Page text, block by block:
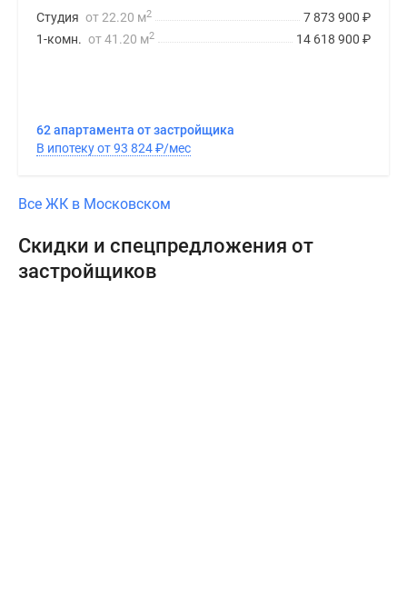
7 873 900 ₽
Студия от 22.20 м2
14 618 900 ₽
1-комн. от 41.20 м2
62 апартамента от застройщика
В ипотеку от 93 824₽/мес
Все ЖК в Московском
Скидки и спецпредложения от
застройщиков